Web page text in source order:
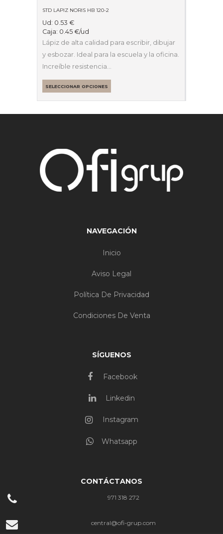
STD LAPIZ NORIS HB 120-2
Ud: 0.53 €
Caja: 0.45 €/ud
Lápiz de alta calidad para escribir, dibujar
y esbozar. Ideal para la escuela y la oficina.
Increíble resistencia…
SELECCIONAR OPCIONES
NAVEGACIÓN
Inicio
Aviso Legal
Política De Privacidad
Condiciones De Venta
SÍGUENOS
Facebook
Linkedin
Instagram
Whatsapp
CONTÁCTANOS
971 318 272
central@ofi-grup.com